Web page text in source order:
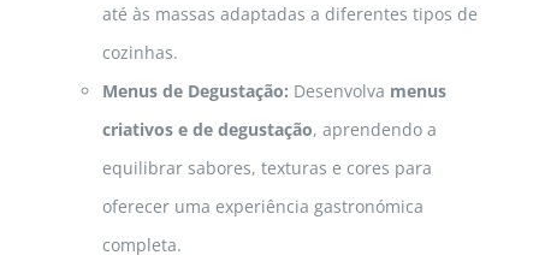
até às massas adaptadas a diferentes tipos de
cozinhas.
Menus de Degustação: Desenvolva menus
criativos e de degustação, aprendendo a
equilibrar sabores, texturas e cores para
oferecer uma experiência gastronómica
completa.